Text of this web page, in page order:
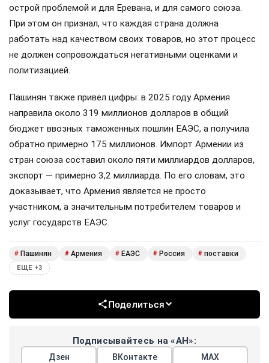
острой проблемой и для Еревана, и для самого союза.
При этом он признал, что каждая страна должна
работать над качеством своих товаров, но этот процесс
не должен сопровождаться негативными оценками и
политизацией.
Пашинян также привёл цифры: в 2025 году Армения
направила около 319 миллионов долларов в общий
бюджет ввозных таможенных пошлин ЕАЭС, а получила
обратно примерно 175 миллионов. Импорт Армении из
стран союза составил около пяти миллиардов долларов,
экспорт — примерно 3,2 миллиарда. По его словам, это
доказывает, что Армения является не просто
участником, а значительным потребителем товаров и
услуг государств ЕАЭС.
# Пашинян # Армения # ЕАЭС # Россия # поставки
ЕЩЕ +3
Поделиться
Подписывайтесь на «АН»:
Дзен ВКонтакте МАХ